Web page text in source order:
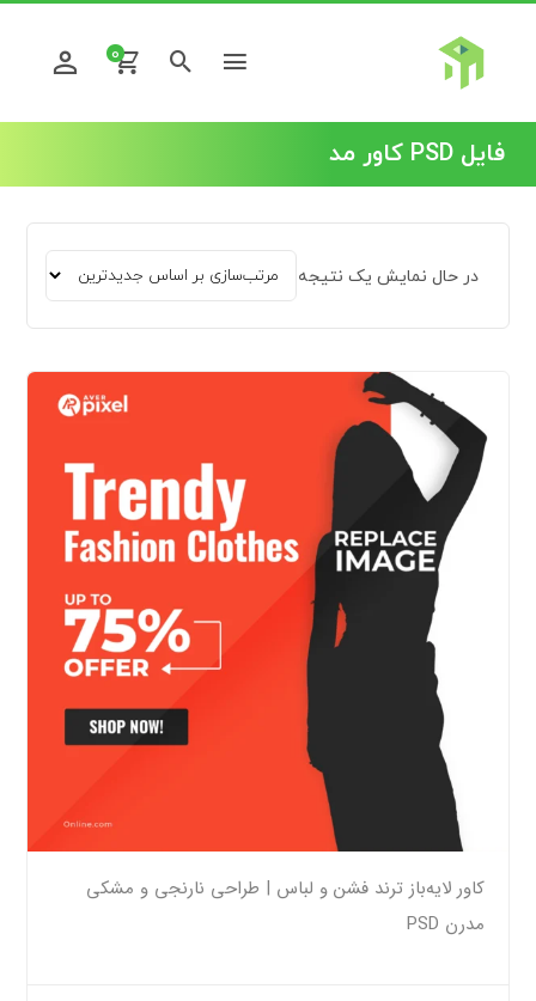
0
فایل PSD کاور مد
در حال نمایش یک نتیجه
کاور لایه‌باز ترند فشن و لباس | طراحی نارنجی و مشکی
مدرن PSD